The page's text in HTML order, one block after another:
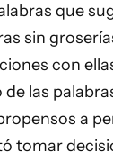
que
sin
con
las
a
tomar